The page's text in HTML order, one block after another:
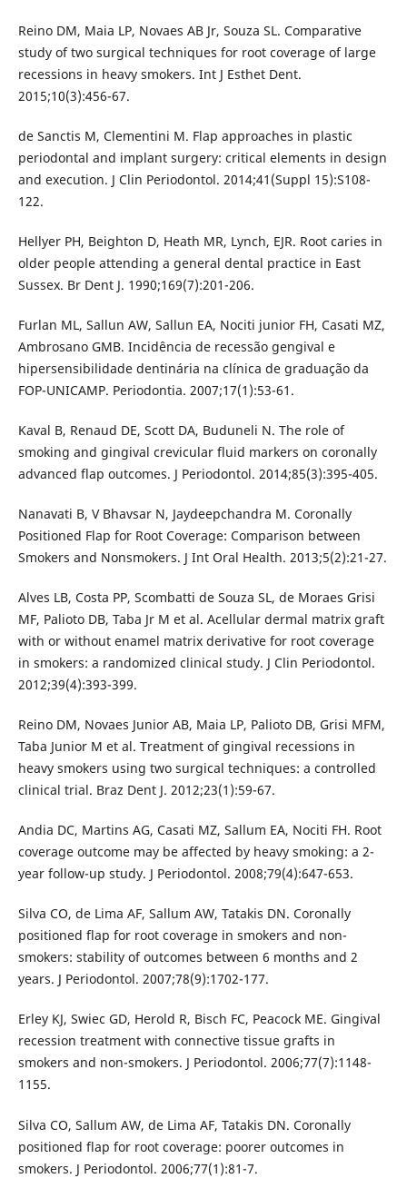
Reino DM, Maia LP, Novaes AB Jr, Souza SL. Comparative
study of two surgical techniques for root coverage of large
recessions in heavy smokers. Int J Esthet Dent.
2015;10(3):456-67.
de Sanctis M, Clementini M. Flap approaches in plastic
periodontal and implant surgery: critical elements in design
and execution. J Clin Periodontol. 2014;41(Suppl 15):S108-
122.
Hellyer PH, Beighton D, Heath MR, Lynch, EJR. Root caries in
older people attending a general dental practice in East
Sussex. Br Dent J. 1990;169(7):201-206.
Furlan ML, Sallun AW, Sallun EA, Nociti junior FH, Casati MZ,
Ambrosano GMB. Incidência de recessão gengival e
hipersensibilidade dentinária na clínica de graduação da
FOP-UNICAMP. Periodontia. 2007;17(1):53-61.
Kaval B, Renaud DE, Scott DA, Buduneli N. The role of
smoking and gingival crevicular fluid markers on coronally
advanced flap outcomes. J Periodontol. 2014;85(3):395-405.
Nanavati B, V Bhavsar N, Jaydeepchandra M. Coronally
Positioned Flap for Root Coverage: Comparison between
Smokers and Nonsmokers. J Int Oral Health. 2013;5(2):21-27.
Alves LB, Costa PP, Scombatti de Souza SL, de Moraes Grisi
MF, Palioto DB, Taba Jr M et al. Acellular dermal matrix graft
with or without enamel matrix derivative for root coverage
in smokers: a randomized clinical study. J Clin Periodontol.
2012;39(4):393-399.
Reino DM, Novaes Junior AB, Maia LP, Palioto DB, Grisi MFM,
Taba Junior M et al. Treatment of gingival recessions in
heavy smokers using two surgical techniques: a controlled
clinical trial. Braz Dent J. 2012;23(1):59-67.
Andia DC, Martins AG, Casati MZ, Sallum EA, Nociti FH. Root
coverage outcome may be affected by heavy smoking: a 2-
year follow-up study. J Periodontol. 2008;79(4):647-653.
Silva CO, de Lima AF, Sallum AW, Tatakis DN. Coronally
positioned flap for root coverage in smokers and non-
smokers: stability of outcomes between 6 months and 2
years. J Periodontol. 2007;78(9):1702-177.
Erley KJ, Swiec GD, Herold R, Bisch FC, Peacock ME. Gingival
recession treatment with connective tissue grafts in
smokers and non-smokers. J Periodontol. 2006;77(7):1148-
1155.
Silva CO, Sallum AW, de Lima AF, Tatakis DN. Coronally
positioned flap for root coverage: poorer outcomes in
smokers. J Periodontol. 2006;77(1):81-7.